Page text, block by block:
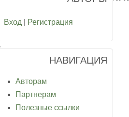
Вход Регистрация
НАВИГАЦИЯ
Авторам
Партнерам
Полезные ссылки